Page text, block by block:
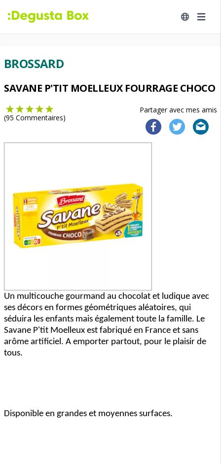
BROSSARD
SAVANE P'TIT MOELLEUX FOURRAGE CHOCO
Partager avec mes amis
(95 Commentaires)
Un multicouche gourmand au chocolat et ludique avec
ses décors en formes géométriques aléatoires, qui
séduira les enfants mais également toute la famille. Le
Savane P'tit Moelleux est fabriqué en France et sans
arôme artificiel. A emporter partout, pour le plaisir de
tous.
Disponible en grandes et moyennes surfaces.